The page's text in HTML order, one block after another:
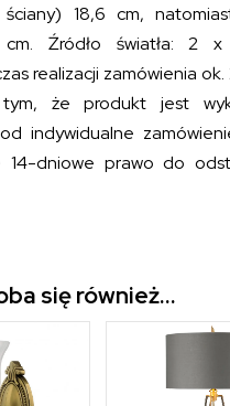
18,6 cm,
cm. Źródło światła: 2
realizacji zamówienia
że produkt jest
indywidualne
14-dniowe prawo do
się również…